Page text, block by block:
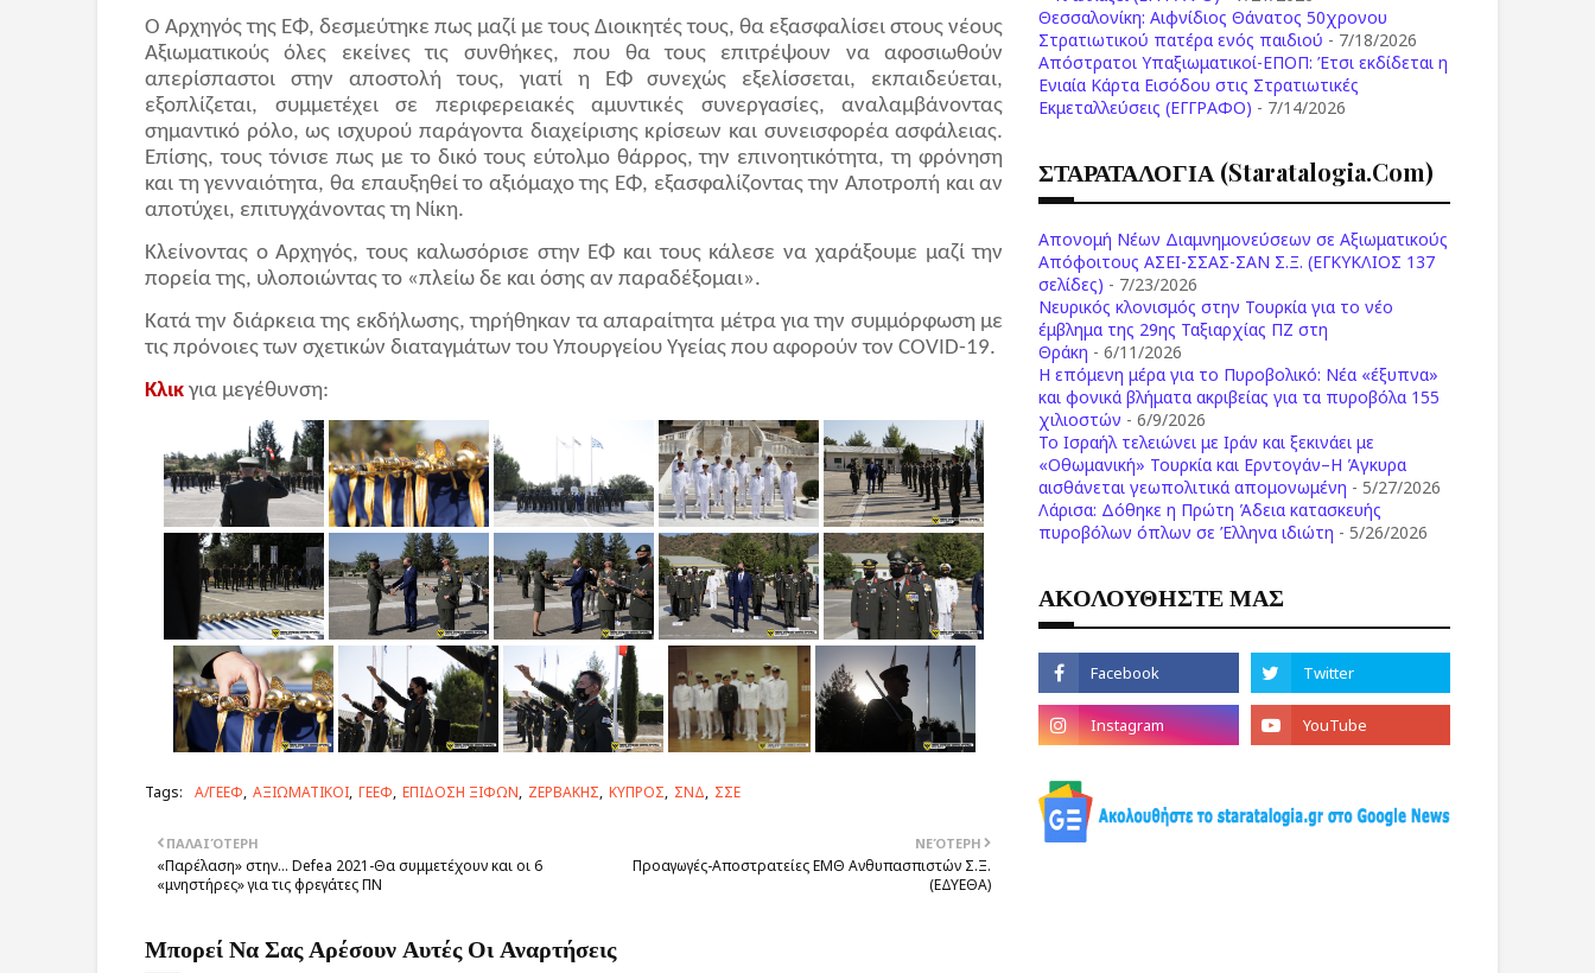
Ο Αρχηγός της ΕΦ, δεσμεύτηκε πως μαζί με τους Διοικητές τους, θα εξασφαλίσει στους νέους
Αξιωματικούς όλες εκείνες τις συνθήκες, που θα τους επιτρέψουν να αφοσιωθούν
απερίσπαστοι στην αποστολή τους, γιατί η ΕΦ συνεχώς εξελίσσεται, εκπαιδεύεται,
εξοπλίζεται, συμμετέχει σε περιφερειακές αμυντικές συνεργασίες, αναλαμβάνοντας
σημαντικό ρόλο, ως ισχυρού παράγοντα διαχείρισης κρίσεων και συνεισφορέα ασφάλειας.
Επίσης, τους τόνισε πως με το δικό τους εύτολμο θάρρος, την επινοητικότητα, τη φρόνηση
και τη γενναιότητα, θα επαυξηθεί το αξιόμαχο της ΕΦ, εξασφαλίζοντας την Αποτροπή και αν
αποτύχει, επιτυγχάνοντας τη Νίκη.
Κλείνοντας ο Αρχηγός, τους καλωσόρισε στην ΕΦ και τους κάλεσε να χαράξουμε μαζί την
πορεία της, υλοποιώντας το «πλείω δε και όσης αν παραδέξομαι».
Κατά την διάρκεια της εκδήλωσης, τηρήθηκαν τα απαραίτητα μέτρα για την συμμόρφωση με
τις πρόνοιες των σχετικών διαταγμάτων του Υπουργείου Υγείας που αφορούν τον COVID-19.
Κλικ για μεγέθυνση:
Tags: Α/ΓΕΕΦ ΑΞΙΩΜΑΤΙΚΟΙ ΓΕΕΦ ΕΠΙΔΟΣΗ ΞΙΦΩΝ ΖΕΡΒΑΚΗΣ ΚΥΠΡΟΣ ΣΝΔ ΣΣΕ
ΝΕΌΤΕΡΗ
Προαγωγές-Αποστρατείες ΕΜΘ Ανθυπασπιστών Σ.Ξ.
(ΕΔΥΕΘΑ)
ΠΑΛΑΙΌΤΕΡΗ
«Παρέλαση» στην… Defea 2021-Θα συμμετέχουν και οι 6
«μνηστήρες» για τις φρεγάτες ΠΝ
Μπορεί Να Σας Αρέσουν Αυτές Οι Αναρτήσεις
Θεσσαλονίκη: Αιφνίδιος Θάνατος 50χρονου
Στρατιωτικού πατέρα ενός παιδιού - 7/18/2026
Απόστρατοι Υπαξιωματικοί-ΕΠΟΠ: Έτσι εκδίδεται η
Ενιαία Κάρτα Εισόδου στις Στρατιωτικές
Εκμεταλλεύσεις (ΕΓΓΡΑΦΟ) - 7/14/2026
ΣΤΑΡΑΤΑΛΟΓΙΑ (staratalogia.com)
Απονομή Νέων Διαμνημονεύσεων σε Αξιωματικούς
Απόφοιτους ΑΣΕΙ-ΣΣΑΣ-ΣΑΝ Σ.Ξ. (ΕΓΚΥΚΛΙΟΣ 137
σελίδες) - 7/23/2026
Νευρικός κλονισμός στην Τουρκία για το νέο
έμβλημα της 29ης Ταξιαρχίας ΠΖ στη
Θράκη - 6/11/2026
Η επόμενη μέρα για το Πυροβολικό: Νέα «έξυπνα»
και φονικά βλήματα ακριβείας για τα πυροβόλα 155
χιλιοστών - 6/9/2026
Το Ισραήλ τελειώνει με Ιράν και ξεκινάει με
«Οθωμανική» Τουρκία και Ερντογάν–Η Άγκυρα
αισθάνεται γεωπολιτικά απομονωμένη - 5/27/2026
Λάρισα: Δόθηκε η Πρώτη Άδεια κατασκευής
πυροβόλων όπλων σε Έλληνα ιδιώτη - 5/26/2026
ΑΚΟΛΟΥΘΗΣΤΕ ΜΑΣ